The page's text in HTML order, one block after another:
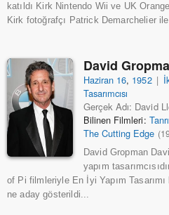
katıldı Kirk Nintendo Wii ve UK
Kirk fotoğrafçı Patrick Demarchelier ile
David
Haziran 16, 1952 |
Tasarımcısı
Gerçek Adı: David
Bilinen Filmleri:
The Cutting Edge
David Gropman
yapım
of Pi filmleriyle En İyi Yapım
ne aday gösterildi...